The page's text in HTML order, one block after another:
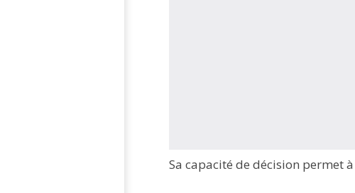
Sa capacité de décision permet